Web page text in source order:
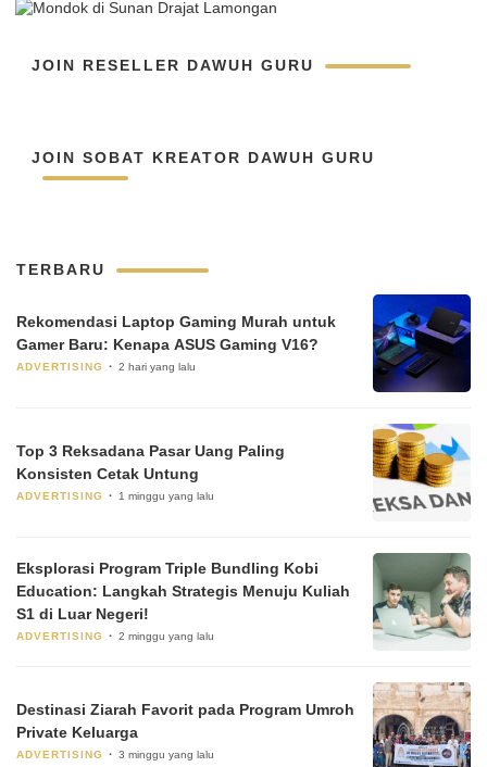
JOIN RESELLER DAWUH GURU
JOIN SOBAT KREATOR DAWUH GURU
TERBARU
Rekomendasi Laptop Gaming Murah untuk
Gamer Baru: Kenapa ASUS Gaming V16?
ADVERTISING 2 hari yang lalu
Top 3 Reksadana Pasar Uang Paling
Konsisten Cetak Untung
ADVERTISING 1 minggu yang lalu
Eksplorasi Program Triple Bundling Kobi
Education: Langkah Strategis Menuju Kuliah
S1 di Luar Negeri!
ADVERTISING 2 minggu yang lalu
Destinasi Ziarah Favorit pada Program Umroh
Private Keluarga
ADVERTISING 3 minggu yang lalu